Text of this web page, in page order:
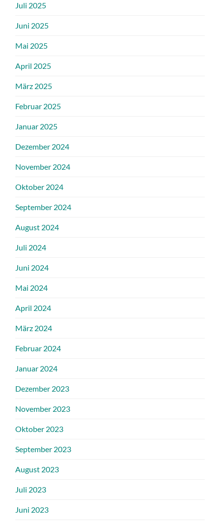
Juli 2025
Juni 2025
Mai 2025
April 2025
März 2025
Februar 2025
Januar 2025
Dezember 2024
November 2024
Oktober 2024
September 2024
August 2024
Juli 2024
Juni 2024
Mai 2024
April 2024
März 2024
Februar 2024
Januar 2024
Dezember 2023
November 2023
Oktober 2023
September 2023
August 2023
Juli 2023
Juni 2023